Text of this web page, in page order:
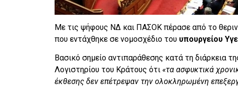
Με τις ψήφους ΝΔ και ΠΑΣΟΚ πέρασε από το
που εντάχθηκε σε νομοσχέδιο του υπουργείου
Βασικό σημείο αντιπαράθεσης κατά τη διάρκεια
Λογιστηρίου του Κράτους ότι «τα ασφυκτικά
έκθεσης δεν επέτρεψαν την ολοκληρωμένη